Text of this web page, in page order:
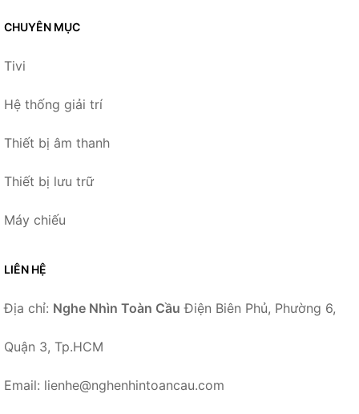
CHUYÊN MỤC
Tivi
Hệ thống giải trí
Thiết bị âm thanh
Thiết bị lưu trữ
Máy chiếu
LIÊN HỆ
Địa chỉ: Nghe Nhìn Toàn Cầu Điện Biên Phủ, Phường 6,
Quận 3, Tp.HCM
Email: lienhe@nghenhintoancau.com